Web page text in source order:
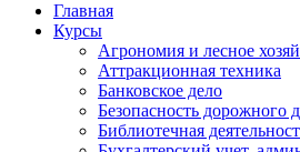
Главная
Курсы
Агрономия и лесное
Аттракционная техника
Банковское дело
Безопасность
Библиотечная